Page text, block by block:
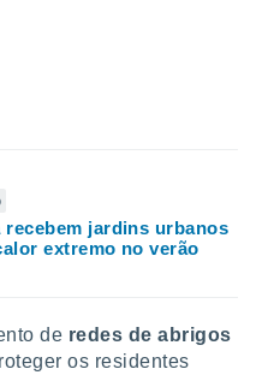
recebem jardins urbanos
extremo no verão
de redes de abrigos
os residentes